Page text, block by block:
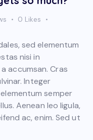
0 Likes
sed elementum
nisi in
accumsan. Cras
Integer
semper
Aenean leo ligula,
ac, enim. Sed ut